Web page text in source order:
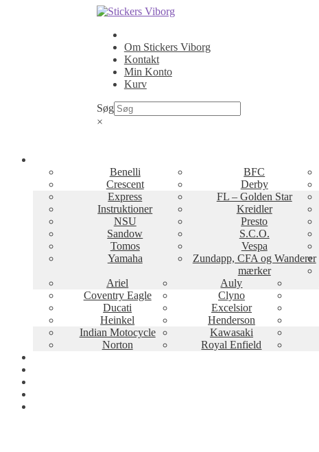
Spring
navigation
Spring
indhold
Om Stickers Viborg
Kontakt
Min Konto
Kurv
Søg
×
Benelli
BFC
Crescent
Derby
Express
FL – Golden Star
Instruktioner
Kreidler
NSU
Presto
Sandow
S.C.O.
Tomos
Vespa
Yamaha
Zundapp, CFA og Wanderer
mærker
Ariel
Auly
Coventry Eagle
Clyno
Ducati
Excelsior
Heinkel
Henderson
Indian Motocycle
Kawasaki
Norton
Royal Enfield